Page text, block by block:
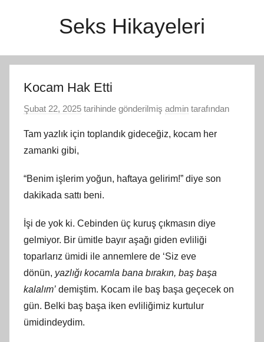
Seks Hikayeleri
Kocam Hak Etti
Şubat 22, 2025 tarihinde gönderilmiş admin tarafından
Tam yazlık için toplandık gideceğiz, kocam her
zamanki gibi,
“Benim işlerim yoğun, haftaya gelirim!” diye son
dakikada sattı beni.
İşi de yok ki. Cebinden üç kuruş çıkmasın diye
gelmiyor. Bir ümitle bayır aşağı giden evliliği
toparlarız ümidi ile annemlere de ‘Siz eve
dönün, yazlığı kocamla bana bırakın, baş başa
kalalım’ demiştim. Kocam ile baş başa geçecek on
gün. Belki baş başa iken evliliğimiz kurtulur
ümidindeydim.